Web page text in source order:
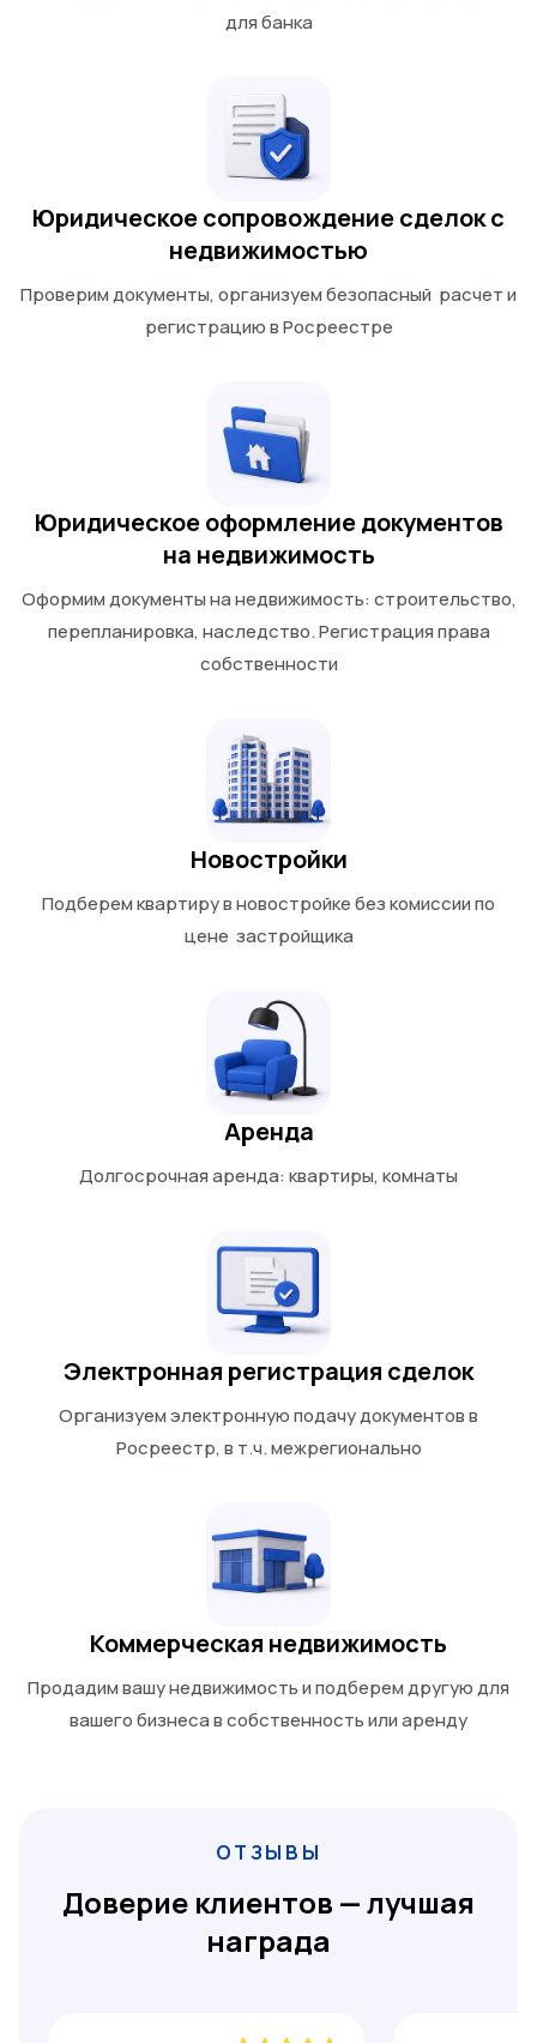
для банка
Юридическое сопровождение сделок с
недвижимостью
Проверим документы, организуем безопасный расчет и
регистрацию в Росреестре
Юридическое оформление документов
на недвижимость
Оформим документы на недвижимость: строительство,
перепланировка, наследство. Регистрация права
собственности
Новостройки
Подберем квартиру в новостройке без комиссии по
цене застройщика
Аренда
Долгосрочная аренда: квартиры, комнаты
Электронная регистрация сделок
Организуем электронную подачу документов в
Росреестр, в т.ч. межрегионально
Коммерческая недвижимость
Продадим вашу недвижимость и подберем другую для
вашего бизнеса в собственность или аренду
ОТЗЫВЫ
Доверие клиентов — лучшая
награда